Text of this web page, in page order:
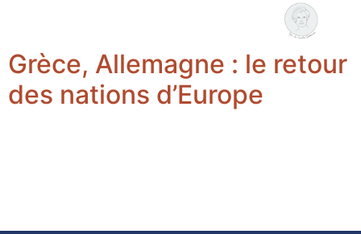
Grèce, Allemagne : le retour
des nations d’Europe